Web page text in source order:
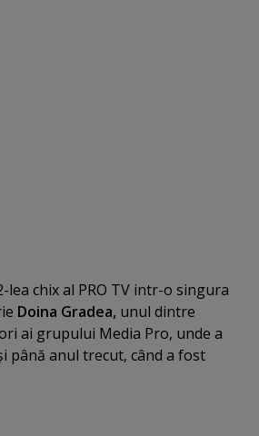
lea chix al PRO TV intr-o singura
Doina Gradea, unul dintre
ai grupului Media Pro, unde a
până anul trecut, când a fost